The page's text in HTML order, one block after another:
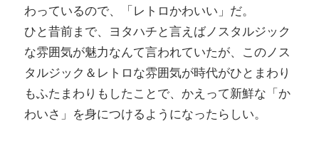
わっているので、「レトロかわいい」だ。
ひと昔前まで、ヨタハチと言えばノスタルジック
な雰囲気が魅力なんて言われていたが、このノス
タルジック＆レトロな雰囲気が時代がひとまわり
もふたまわりもしたことで、かえって新鮮な「か
わいさ」を身につけるようになったらしい。